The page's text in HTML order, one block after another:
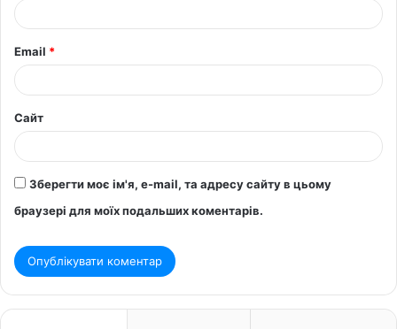
*
Email *
Сайт
Зберегти моє ім'я, e-mail, та адресу сайту в цьому
браузері для моїх подальших коментарів.